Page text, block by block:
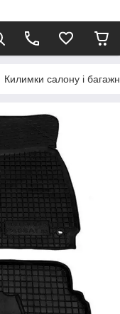
Килимки салону і